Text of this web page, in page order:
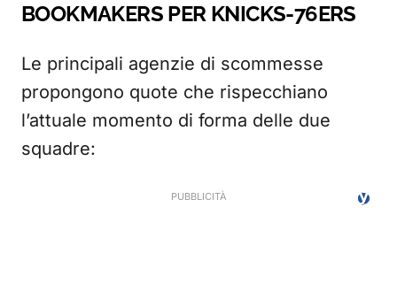
BOOKMAKERS PER KNICKS-76ERS
Le principali agenzie di scommesse
propongono quote che rispecchiano
l’attuale momento di forma delle due
squadre: